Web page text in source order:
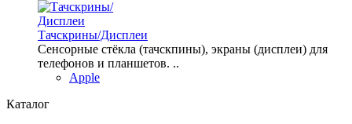
Тачскрины/Дисплеи
Сенсорные стёкла (тачскпины), экраны (дисплеи) для
телефонов и планшетов. ..
Apple
Каталог